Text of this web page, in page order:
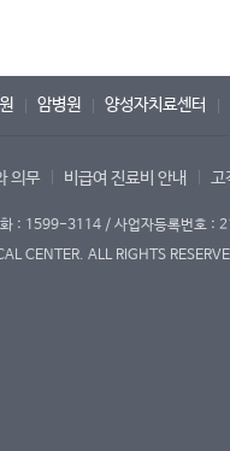
암병원 양성자치료센터
의무 비급여 진료비 안내 고
화 : 1599-3114 / 사업자등록번호
CENTER. ALL RIGHTS